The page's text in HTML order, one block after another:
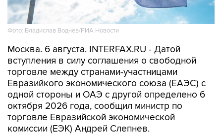
Фото: Владислав Воднев/РИА Новости
Москва. 6 августа. INTERFAX.RU - Датой
вступления в силу соглашения о свободной
торговле между странами-участницами
Евразийкого экономического союза (ЕАЭС) с
одной стороны и ОАЭ с другой определено 6
октября 2026 года, сообщил министр по
торговле Евразийской экономической
комиссии (ЕЭК) Андрей Слепнев.